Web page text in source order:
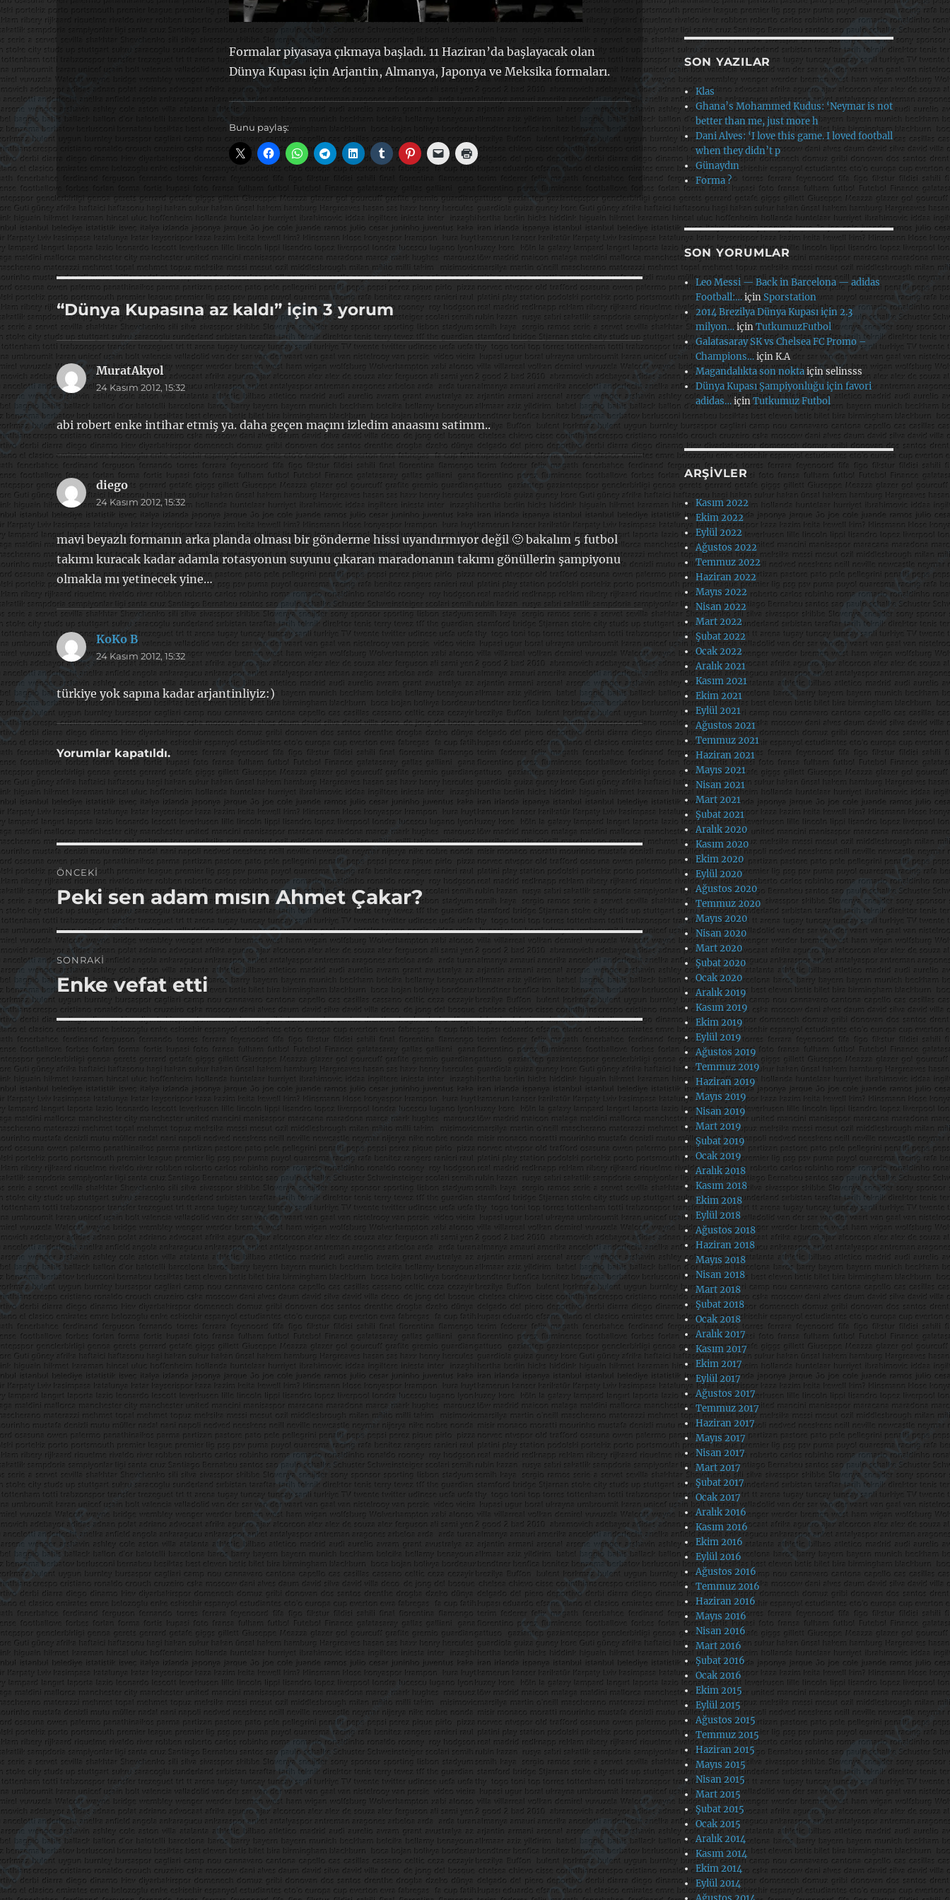
Formalar piyasaya çıkmaya başladı. 11 Haziran’da başlayacak olan
Dünya Kupası için Arjantin, Almanya, Japonya ve Meksika formaları.
Bunu paylaş:
“Dünya Kupasına az kaldı” için 3 yorum
MuratAkyoldedi
ki:
24 Kasım 2012, 15:32
abi robert enke intihar etmiş ya. daha geçen maçını izledim anaasını satimm..
diego dedi
ki:
24 Kasım 2012, 15:32
mavi beyazlı formanın arka planda olması bir gönderme hissi uyandırmıyor değil 🙂 bakalım 5 futbol
takımı kuracak kadar adamla rotasyonun suyunu çıkaran maradonanın takımı gönüllerin şampiyonu
olmakla mı yetinecek yine…
KoKo Bdedi
ki:
24 Kasım 2012, 15:32
türkiye yok sapına kadar arjantinliyiz:)
Yorumlar kapatıldı.
Yazı
gezinmesi
ÖNCEKI
Önceki
yazı:
Peki sen adam mısın Ahmet Çakar?
SONRAKI
Sonraki
yazı:
Enke vefat etti
SON YAZILAR
Klas
Ghana’s Mohammed Kudus: ‘Neymar is not
better than me, just more h
Dani Alves: ‘I love this game. I loved football
when they didn’t p
Günaydın
Forma ?
SON YORUMLAR
Leo Messi — Back in Barcelona — adidas
Football:…içinSporstation
2014 Brezilya Dünya Kupası için 2.3
milyon…içinTutkumuzFutbol
Galatasaray SK vs Chelsea FC Promo –
Champions…içinK.A
Magandalıkta son noktaiçinselinsss
Dünya Kupası Şampiyonluğu için favori
adidas…içinTutkumuz Futbol
ARŞIVLER
Kasım 2022
Ekim 2022
Eylül 2022
Ağustos 2022
Temmuz 2022
Haziran 2022
Mayıs 2022
Nisan 2022
Mart 2022
Şubat 2022
Ocak 2022
Aralık 2021
Kasım 2021
Ekim 2021
Eylül 2021
Ağustos 2021
Temmuz 2021
Haziran 2021
Mayıs 2021
Nisan 2021
Mart 2021
Şubat 2021
Aralık 2020
Kasım 2020
Ekim 2020
Eylül 2020
Ağustos 2020
Temmuz 2020
Mayıs 2020
Nisan 2020
Mart 2020
Şubat 2020
Ocak 2020
Aralık 2019
Kasım 2019
Ekim 2019
Eylül 2019
Ağustos 2019
Temmuz 2019
Haziran 2019
Mayıs 2019
Nisan 2019
Mart 2019
Şubat 2019
Ocak 2019
Aralık 2018
Kasım 2018
Ekim 2018
Eylül 2018
Ağustos 2018
Haziran 2018
Mayıs 2018
Nisan 2018
Mart 2018
Şubat 2018
Ocak 2018
Aralık 2017
Kasım 2017
Ekim 2017
Eylül 2017
Ağustos 2017
Temmuz 2017
Haziran 2017
Mayıs 2017
Nisan 2017
Mart 2017
Şubat 2017
Ocak 2017
Aralık 2016
Kasım 2016
Ekim 2016
Eylül 2016
Ağustos 2016
Temmuz 2016
Haziran 2016
Mayıs 2016
Nisan 2016
Mart 2016
Şubat 2016
Ocak 2016
Ekim 2015
Eylül 2015
Ağustos 2015
Temmuz 2015
Haziran 2015
Mayıs 2015
Nisan 2015
Mart 2015
Şubat 2015
Ocak 2015
Aralık 2014
Kasım 2014
Ekim 2014
Eylül 2014